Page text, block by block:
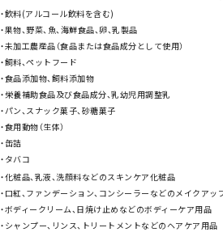
・飲料(アルコール飲料を含む)
・果物、野菜、魚、海鮮食品、卵、乳製品
・未加工農産品（食品または食品成分として使用）
・飼料、ペットフード
・食品添加物、飼料添加物
・栄養補助食品及び食品成分、乳幼児用調整乳
・パン、スナック菓子、砂糖菓子
・食用動物（生体）
・缶詰
・タバコ
・化粧品、乳液、洗顔料などのスキンケア化粧品
・口紅、ファンデーション、コンシーラーなどのメイクアッ
・ボディークリーム、日焼け止めなどのボディーケア用品
・シャンプー、リンス、トリートメントなどのヘアケア用品